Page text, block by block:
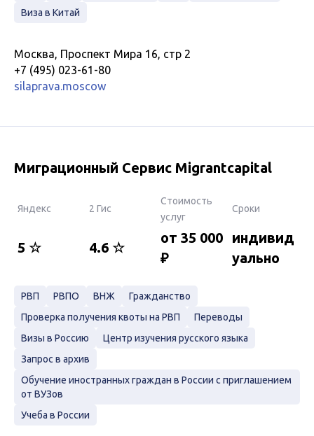
Виза в Китай
Москва, Проспект Мира 16, стр 2
+7 (495) 023-61-80
silaprava.moscow
Миграционный Сервис Migrantcapital
Яндекс 2 Гис
Стоимость
услуг
Сроки
5 ☆ 4.6 ☆
от 35 000
₽
индивид
уально
РВП РВПО ВНЖ
Гражданство
Проверка получения квоты на РВП
Переводы
Визы в Россию
Центр изучения русского языка
Запрос в архив
Обучение иностранных граждан в России с приглашением
от ВУЗов
Учеба в России